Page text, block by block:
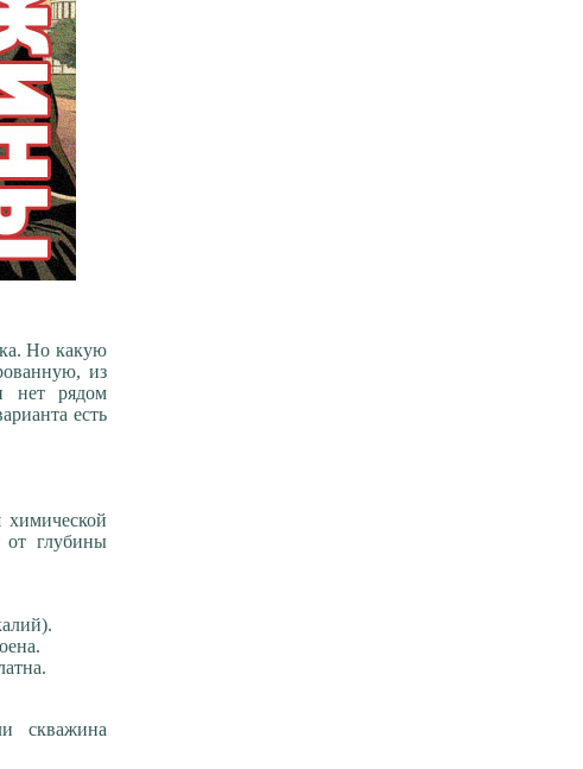
Но какую
из
нет рядом
есть
химической
от глубины
скважина